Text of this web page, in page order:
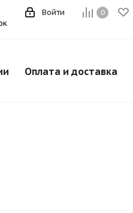
0
Войти
Оплата и доставка